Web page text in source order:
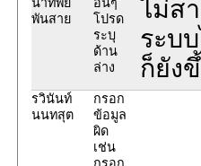
พันสาย
โปรด
ระบุ
ด้าน
ล่าง
ไม่ส
ระบ
ก็ยัง
รวินันท์
นนทสุต
กรอก
ข้อมูล
ผิด
เช่น
กรอก